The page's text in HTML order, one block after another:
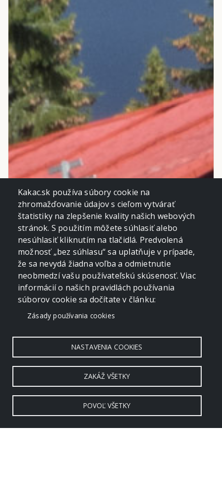
Kakac.sk používa súbory cookie na
zhromažďovanie údajov s cieľom vytvárať
štatistiky na zlepšenie kvality našich webových
stránok. S použitím môžete súhlasiť alebo
nesúhlasiť kliknutím na tlačidlá. Predvolená
možnosť „bez súhlasu“ sa uplatňuje v prípade,
že sa nevydá žiadna voľba a odmietnutie
neobmedzí vašu používateľskú skúsenosť. Viac
informácií o našich pravidlách používania
súborov cookie sa dočítate v článku:
Zásady používania cookies
NASTAVENIA COOKIES
ZAKÁŽ VŠETKY
POVOĽ VŠETKY